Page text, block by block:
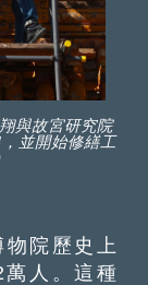
與故宮研究院
並開始修繕工
院歷史上
人。這種